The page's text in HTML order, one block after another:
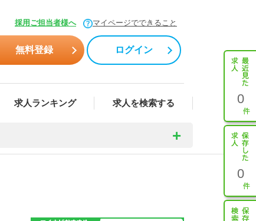
採用ご担当者様へ マイページでできること
無料登録 ログイン
求人ランキング 求人を検索する 0
0